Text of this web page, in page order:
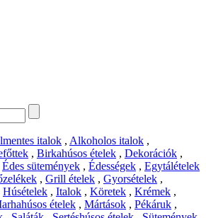
italok , Alkoholos italok ,
, Birkahúsos ételek , Dekorációk ,
Édes sütemények , Édességek , Egytálételek
, Grill ételek , Gyorsételek ,
Húsételek , Italok , Köretek , Krémek ,
ételek , Mártások , Pékáruk ,